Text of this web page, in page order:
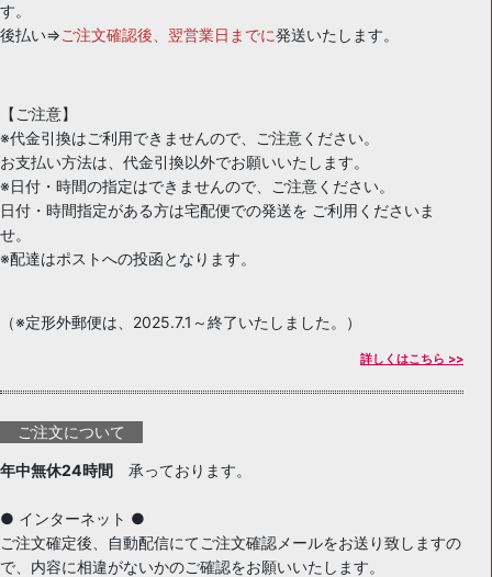
す。
後払い⇒ご注文確認後、翌営業日までに発送いたします。
【ご注意】
※代金引換はご利用できませんので、ご注意ください。
お支払い方法は、代金引換以外でお願いいたします。
※日付・時間の指定はできませんので、ご注意ください。
日付・時間指定がある方は宅配便での発送を ご利用くださいま
せ。
※配達はポストへの投函となります。
（※定形外郵便は、2025.7.1～終了いたしました。）
詳しくはこちら >>
ご注文について
年中無休24時間 承っております。
● インターネット ●
ご注文確定後、自動配信にてご注文確認メールをお送り致しますの
で、内容に相違がないかのご確認をお願いいたします。